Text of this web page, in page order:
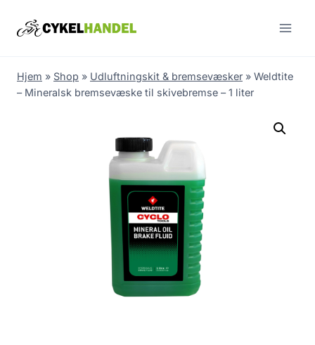
Hjem » Shop » Udluftningskit & bremsevæsker » Weldtite
– Mineralsk bremsevæske til skivebremse – 1 liter